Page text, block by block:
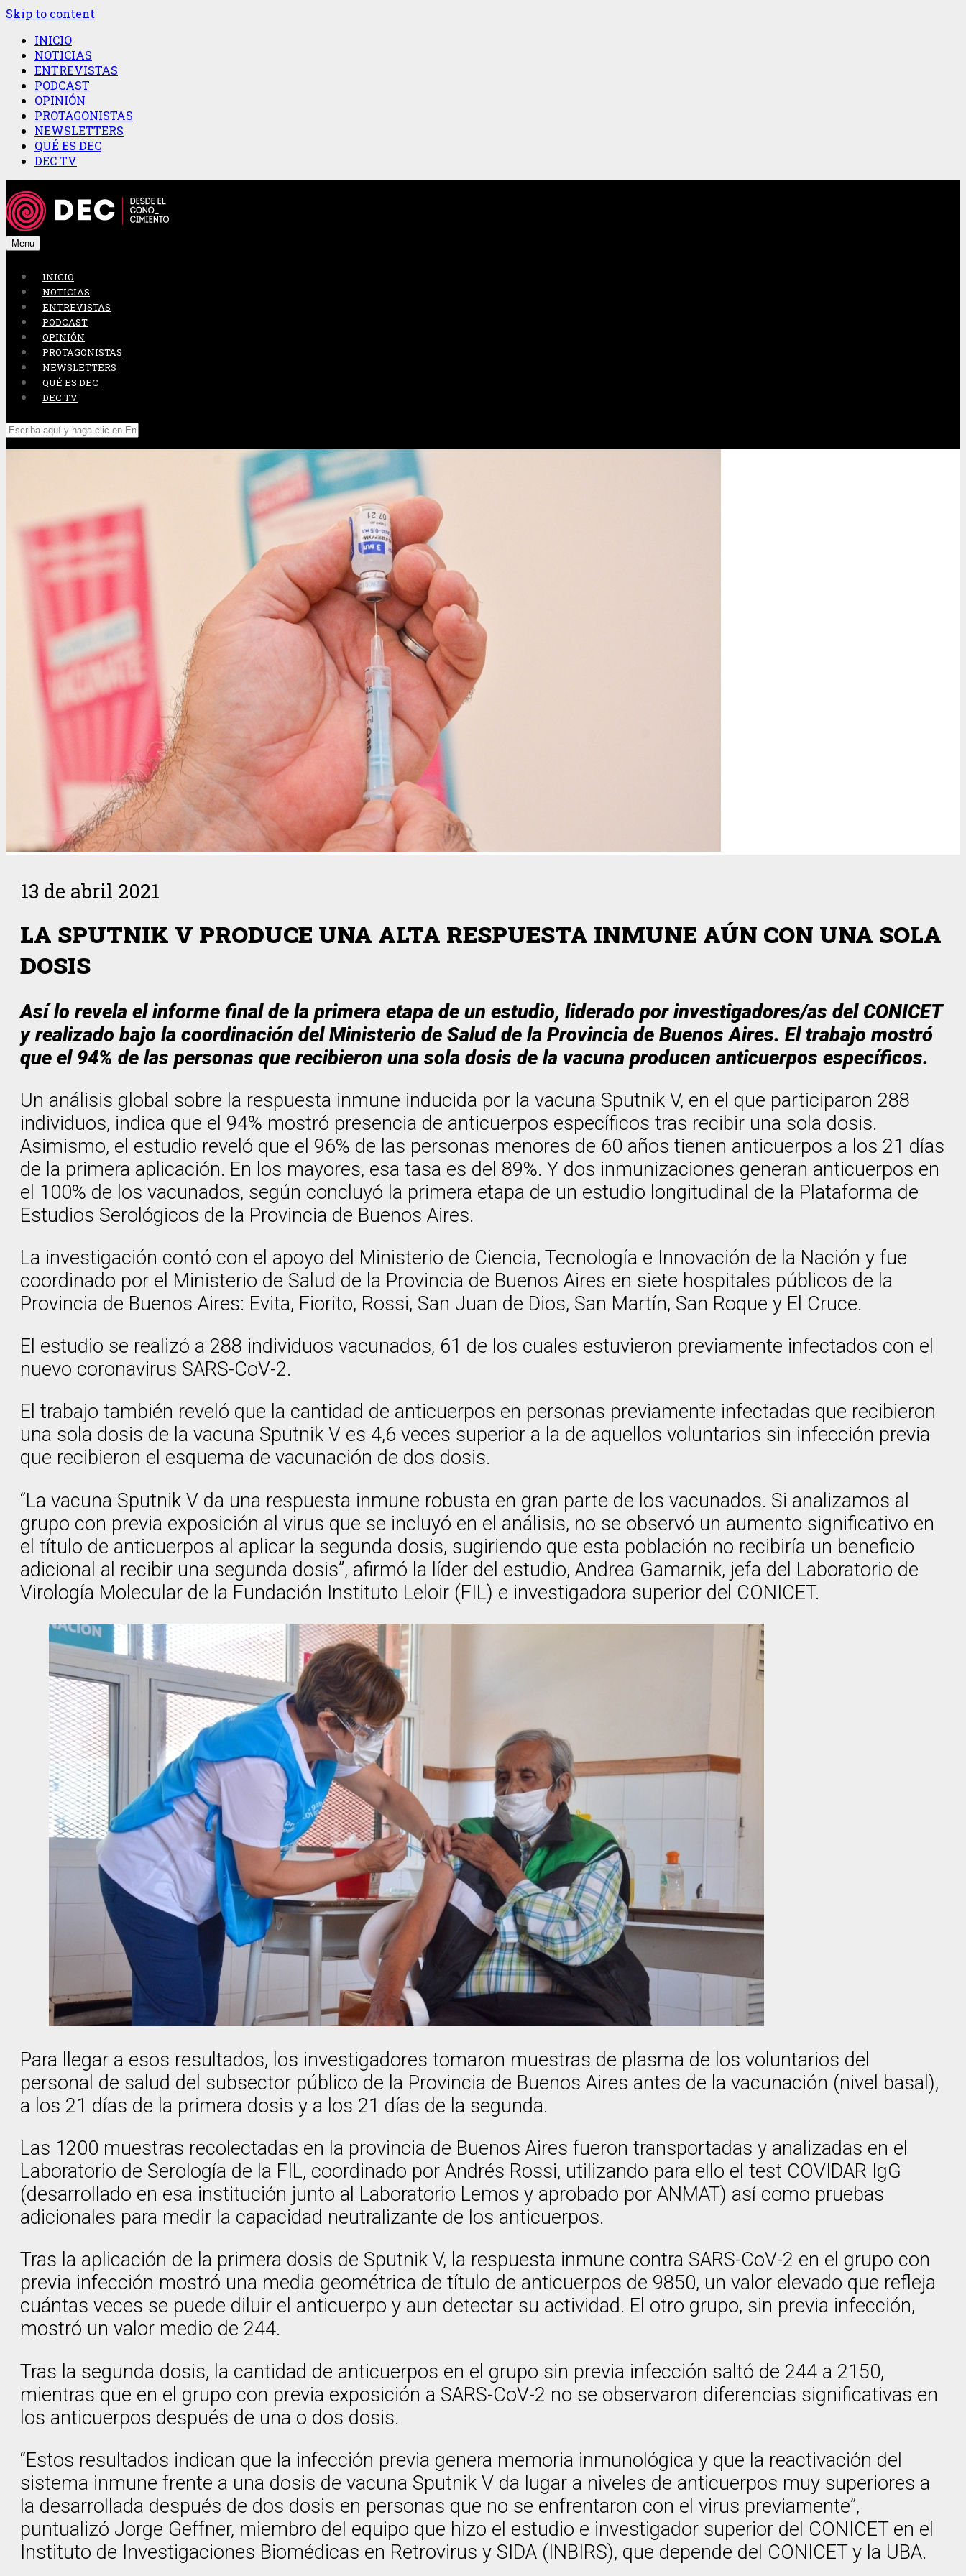
Skip to content
INICIO
NOTICIAS
ENTREVISTAS
PODCAST
OPINIÓN
PROTAGONISTAS
NEWSLETTERS
QUÉ ES DEC
DEC TV
Menu
INICIO
NOTICIAS
ENTREVISTAS
PODCAST
OPINIÓN
PROTAGONISTAS
NEWSLETTERS
QUÉ ES DEC
DEC TV
13 de abril 2021
LA SPUTNIK V PRODUCE UNA ALTA RESPUESTA INMUNE AÚN CON UNA SOLA
DOSIS
Así lo revela el informe final de la primera etapa de un estudio, liderado por investigadores/as del CONICET
y realizado bajo la coordinación del Ministerio de Salud de la Provincia de Buenos Aires. El trabajo mostró
que el 94% de las personas que recibieron una sola dosis de la vacuna producen anticuerpos específicos.
Un análisis global sobre la respuesta inmune inducida por la vacuna Sputnik V, en el que participaron 288
individuos, indica que el 94% mostró presencia de anticuerpos específicos tras recibir una sola dosis.
Asimismo, el estudio reveló que el 96% de las personas menores de 60 años tienen anticuerpos a los 21 días
de la primera aplicación. En los mayores, esa tasa es del 89%. Y dos inmunizaciones generan anticuerpos en
el 100% de los vacunados, según concluyó la primera etapa de un estudio longitudinal de la Plataforma de
Estudios Serológicos de la Provincia de Buenos Aires.
La investigación contó con el apoyo del Ministerio de Ciencia, Tecnología e Innovación de la Nación y fue
coordinado por el Ministerio de Salud de la Provincia de Buenos Aires en siete hospitales públicos de la
Provincia de Buenos Aires: Evita, Fiorito, Rossi, San Juan de Dios, San Martín, San Roque y El Cruce.
El estudio se realizó a 288 individuos vacunados, 61 de los cuales estuvieron previamente infectados con el
nuevo coronavirus SARS-CoV-2.
El trabajo también reveló que la cantidad de anticuerpos en personas previamente infectadas que recibieron
una sola dosis de la vacuna Sputnik V es 4,6 veces superior a la de aquellos voluntarios sin infección previa
que recibieron el esquema de vacunación de dos dosis.
“La vacuna Sputnik V da una respuesta inmune robusta en gran parte de los vacunados. Si analizamos al
grupo con previa exposición al virus que se incluyó en el análisis, no se observó un aumento significativo en
el título de anticuerpos al aplicar la segunda dosis, sugiriendo que esta población no recibiría un beneficio
adicional al recibir una segunda dosis”, afirmó la líder del estudio, Andrea Gamarnik, jefa del Laboratorio de
Virología Molecular de la Fundación Instituto Leloir (FIL) e investigadora superior del CONICET.
Para llegar a esos resultados, los investigadores tomaron muestras de plasma de los voluntarios del
personal de salud del subsector público de la Provincia de Buenos Aires antes de la vacunación (nivel basal),
a los 21 días de la primera dosis y a los 21 días de la segunda.
Las 1200 muestras recolectadas en la provincia de Buenos Aires fueron transportadas y analizadas en el
Laboratorio de Serología de la FIL, coordinado por Andrés Rossi, utilizando para ello el test COVIDAR IgG
(desarrollado en esa institución junto al Laboratorio Lemos y aprobado por ANMAT) así como pruebas
adicionales para medir la capacidad neutralizante de los anticuerpos.
Tras la aplicación de la primera dosis de Sputnik V, la respuesta inmune contra SARS-CoV-2 en el grupo con
previa infección mostró una media geométrica de título de anticuerpos de 9850, un valor elevado que refleja
cuántas veces se puede diluir el anticuerpo y aun detectar su actividad. El otro grupo, sin previa infección,
mostró un valor medio de 244.
Tras la segunda dosis, la cantidad de anticuerpos en el grupo sin previa infección saltó de 244 a 2150,
mientras que en el grupo con previa exposición a SARS-CoV-2 no se observaron diferencias significativas en
los anticuerpos después de una o dos dosis.
“Estos resultados indican que la infección previa genera memoria inmunológica y que la reactivación del
sistema inmune frente a una dosis de vacuna Sputnik V da lugar a niveles de anticuerpos muy superiores a
la desarrollada después de dos dosis en personas que no se enfrentaron con el virus previamente”,
puntualizó Jorge Geffner, miembro del equipo que hizo el estudio e investigador superior del CONICET en el
Instituto de Investigaciones Biomédicas en Retrovirus y SIDA (INBIRS), que depende del CONICET y la UBA.